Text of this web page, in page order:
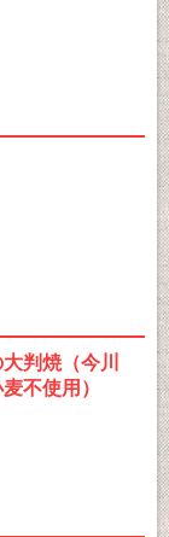
判焼（今川
不使用）